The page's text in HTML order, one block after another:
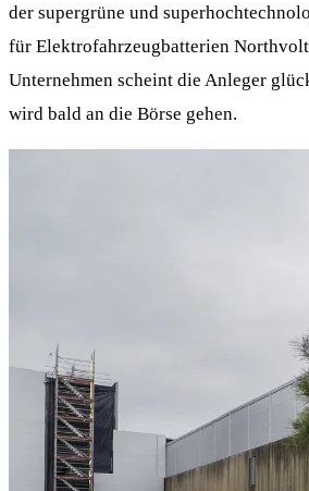
der supergrüne und
für Elektrofahrzeugbatterien
Unternehmen scheint die Anleger
wird bald an die Börse gehen.